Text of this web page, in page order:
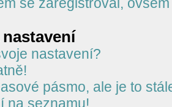
nastavení?
pásmo, ale je to
na seznamu!